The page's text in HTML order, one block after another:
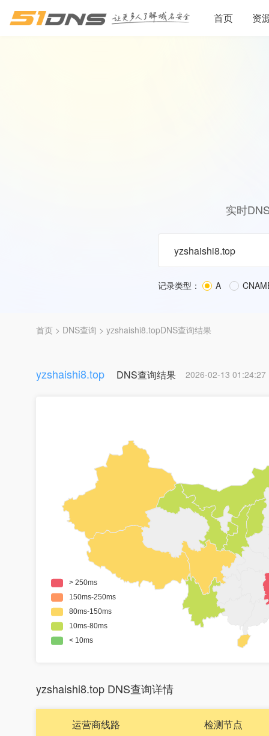
首页 资
实时
记录类型： A
首页 > DNS查询 > yzshaishi8.topDNS查询结果
yzshaishi8.top DNS查询结果 2026-02-13 01:24:27
yzshaishi8.top DNS查询详情
运营商线路 检测节点